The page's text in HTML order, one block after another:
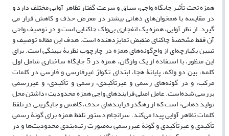
همزه تحت تأثیر جایگاه واجی، سیاق و سرعت گفتار تظاهر آوایی مختلف دارد و
در مقایسه با همخوان‌های دهانی بیشتر در معرض حذف و کاهش قرار می­‌
گیرد. از نظر آوایی، همزه یک انفجاری بی‌واک چاکنایی است و در توصیف واجی
آن فقط مشخصۀ چاکنای منقبض تمایزدهنده است. هدف این مقاله توصیف و
تبیین یکپارچه­‌ای از واج­‌گونه­‌های همزه در چارچوب نظریۀ بهینگی است. برای
این منظور، با استفاده از یک واژگان، همزه در 5 جایگاه ساختاری شامل اول
کلمه، بین دو واکه، پایانۀ هجا، ابتدای تکواژ غیرفارسی و فارسی در کلمات
مرکب، و در گونه‌های رسمی و غیرتأکیدی، رسمی و تأکیدی، و غیررسمی
بررسی شده‌است. عامل اصلی فرایندهای واجیِ همزه محدودیت «داشتن محل
تولید دهانی» است که از رهگذر فرایندهای حذف، کاهش و جایگزینی در تلفظ
کلمات تظاهر آوایی پیدا می­‌کند. سرانجام دستور تلفظ همزه برای گونۀ رسمی
تأکیدی و غیرتأکیدی و گونۀ غیررسمی به‌صورت رتبه­‌بندی محدودیت­‌ها و در